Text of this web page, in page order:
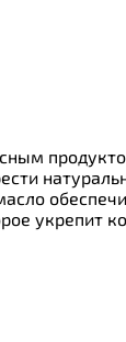
укрепит